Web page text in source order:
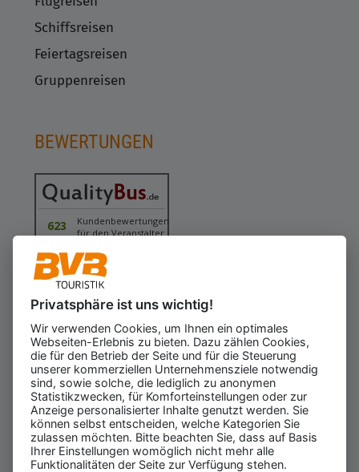
Schiffsreisen
Feiertagsreisen
Gruppenreisen
BEWERTUNGEN
623
Kundenbewertungen
für den Veranstalter
Gesamtbewertung
4.43von 5.00
Weiterempfehlung
97%
06.08.2026 ⓘ Echte Bewertungen
Privatsphäre ist uns wichtig!
Wir verwenden Cookies, um Ihnen ein optimales
Webseiten-Erlebnis zu bieten. Dazu zählen Cookies,
die für den Betrieb der Seite und für die Steuerung
unserer kommerziellen Unternehmensziele notwendig
sind, sowie solche, die lediglich zu anonymen
Statistikzwecken, für Komforteinstellungen oder zur
Anzeige personalisierter Inhalte genutzt werden. Sie
können selbst entscheiden, welche Kategorien Sie
zulassen möchten. Bitte beachten Sie, dass auf Basis
Ihrer Einstellungen womöglich nicht mehr alle
Funktionalitäten der Seite zur Verfügung stehen.